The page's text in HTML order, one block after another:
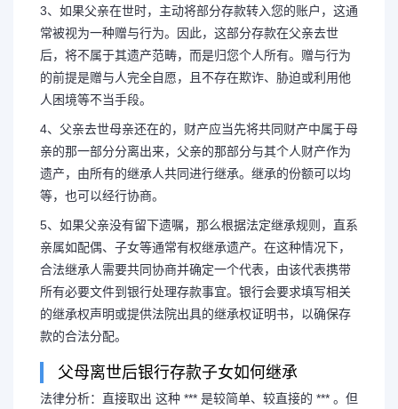
3、如果父亲在世时，主动将部分存款转入您的账户，这通
常被视为一种赠与行为。因此，这部分存款在父亲去世
后，将不属于其遗产范畴，而是归您个人所有。赠与行为
的前提是赠与人完全自愿，且不存在欺诈、胁迫或利用他
人困境等不当手段。
4、父亲去世母亲还在的，财产应当先将共同财产中属于母
亲的那一部分分离出来，父亲的那部分与其个人财产作为
遗产，由所有的继承人共同进行继承。继承的份额可以均
等，也可以经行协商。
5、如果父亲没有留下遗嘱，那么根据法定继承规则，直系
亲属如配偶、子女等通常有权继承遗产。在这种情况下，
合法继承人需要共同协商并确定一个代表，由该代表携带
所有必要文件到银行处理存款事宜。银行会要求填写相关
的继承权声明或提供法院出具的继承权证明书，以确保存
款的合法分配。
父母离世后银行存款子女如何继承
法律分析：直接取出 这种 *** 是较简单、较直接的 *** 。但
法定继...